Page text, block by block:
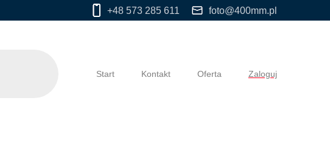
+48 573 285 611 foto@400mm.pl
Start Kontakt Oferta Zaloguj